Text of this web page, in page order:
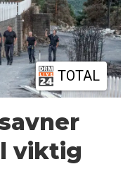
TOTAL
viktig